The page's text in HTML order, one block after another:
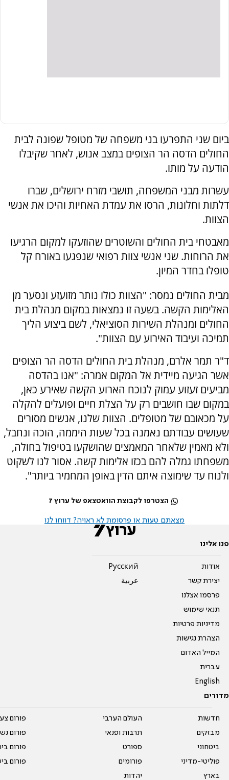
ביום שני התפרעו בני משפחה של מטופל שפונה לבית
החולים הדסה הר הצופים במצב אנוש, לאחר שקיבלו
הודעה על מותו.
עשרות מבני המשפחה, תושבי מזרח ירושלים, שברו
דלתות וחלונות, הרסו את עמדת האחיות והיכו את אנשי
הצוות.
מאבטחי בית החולים והשוטרים שהוזעקו למקום הרגיעו
את הרוחות. שני אנשי צוות רפואי שנפגעו באורח קל
טופלו בחדר המיון.
מבית החולים נמסר: "הצוות כולו נותר מזועזע ונסער מן
האלימות הקשה. בשעה זו נמצאות במקום מנהלת בית
החולים ומנהלת השירות הסוציאלי, לשם ביצוע הליך
תמיכה ועיבוד האירוע עם הצוות".
ד"ר תמר אלרם, מנהלת בית החולים הדסה הר הצופים
אשר הגיעה מיידית אל המקום אמרה: "אנו בהדסה
מביעים זעזוע עמוק לנוכח הארוע הקשה שאירע כאן,
במקום שבו חושבים רק על הצלת חיים ופועלים להקלה
על מכאובם של מטופלים. הצוות שלנו, אנשים מסורים
שעושים עבודתם נאמנה בכל שעות היממה, הוכה ונחבל,
ולא מאמין שלאחר המאמצים שהושקעו בטיפול בחולה,
משפחתו גמלה להם בכזו אלימות קשה. אסור לנו לשקוט
ולנוח עד שימוצה איתם הדין באופן המחמיר ביותר".
הצטרפו לקבוצת הוואטצאפ של ערוץ 7
מצאתם טעות או פרסומת לא ראויה? דווחו לנו
פנו אלינו
אודות
יצירת קשר
פרסמו אצלנו
תנאי שימוש
מדיניות פרטיות
הצהרת נגישות
המייל האדום
עברית
English
Pусский
عربية
מדורים
חדשות
מבזקים
ביטחוני
פוליטי-מדיני
בארץ
העולם הערבי
תרבות ופנאי
ספורט
פורומים
יהדות
פורום
פורום
פורום
פורום